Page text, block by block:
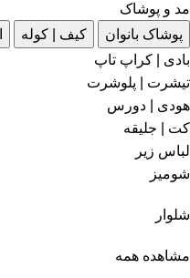
مد و پوشاک
پوشاک بانوان
کیف | کوله
بادی | کراپ تاپ
تیشرت | پلوشرت
هودی | دورس
کت | جلیقه
لباس زیر
شومیز
شلوار
مشاهده همه